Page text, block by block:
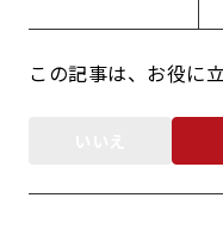
この記事は、お役に